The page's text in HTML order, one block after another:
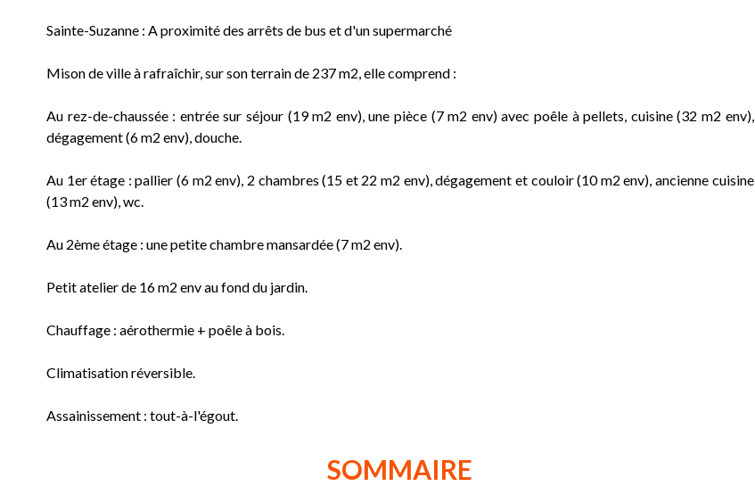
Sainte-Suzanne : A proximité des arrêts de bus et d'un supermarché
Mison de ville à rafraîchir, sur son terrain de 237 m2, elle comprend :
Au rez-de-chaussée : entrée sur séjour (19 m2 env), une pièce (7 m2 env) avec poêle à pellets, cuisine (32 m2 env),
dégagement (6 m2 env), douche.
Au 1er étage : pallier (6 m2 env), 2 chambres (15 et 22 m2 env), dégagement et couloir (10 m2 env), ancienne cuisine
(13 m2 env), wc.
Au 2ème étage : une petite chambre mansardée (7 m2 env).
Petit atelier de 16 m2 env au fond du jardin.
Chauffage : aérothermie + poêle à bois.
Climatisation réversible.
Assainissement : tout-à-l'égout.
SOMMAIRE